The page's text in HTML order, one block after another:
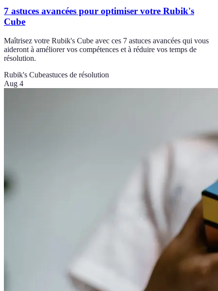
7 astuces avancées pour optimiser votre Rubik's
Cube
Maîtrisez votre Rubik's Cube avec ces 7 astuces avancées qui vous
aideront à améliorer vos compétences et à réduire vos temps de
résolution.
Rubik's Cubeastuces de résolution
Aug 4